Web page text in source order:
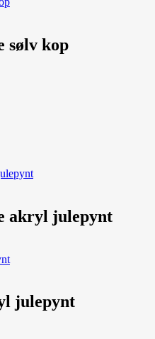
sølv kop
akryl julepynt
julepynt